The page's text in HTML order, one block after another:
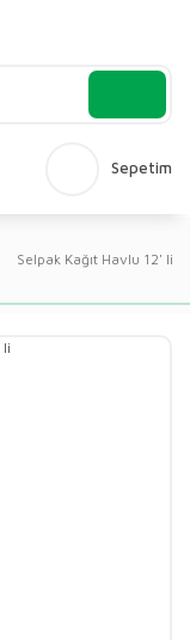
Sepetim
Selpak Kağıt Havlu 12' li